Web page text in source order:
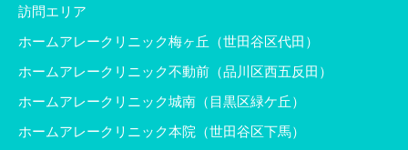
訪問エリア
ホームアレークリニック梅ヶ丘（世田谷区代田）
ホームアレークリニック不動前（品川区西五反田）
ホームアレークリニック城南（目黒区緑ケ丘）
ホームアレークリニック本院（世田谷区下馬）